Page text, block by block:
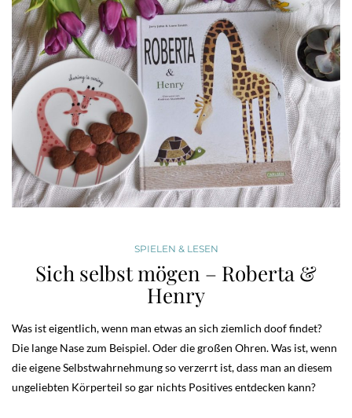
SPIELEN & LESEN
Sich selbst mögen – Roberta &
Henry
Was ist eigentlich, wenn man etwas an sich ziemlich doof findet?
Die lange Nase zum Beispiel. Oder die großen Ohren. Was ist, wenn
die eigene Selbstwahrnehmung so verzerrt ist, dass man an diesem
ungeliebten Körperteil so gar nichts Positives entdecken kann?